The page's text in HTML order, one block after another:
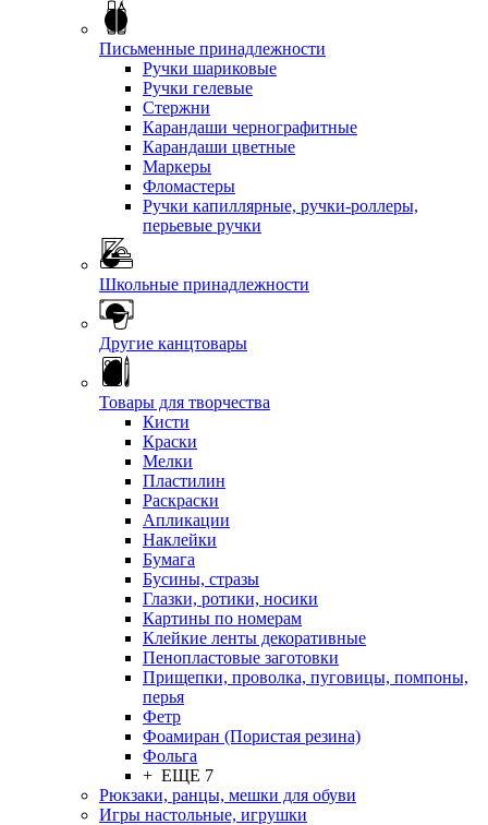
Письменные принадлежности
Ручки шариковые
Ручки гелевые
Стержни
Карандаши чернографитные
Карандаши цветные
Маркеры
Фломастеры
Ручки капиллярные, ручки-роллеры,
перьевые ручки
Школьные принадлежности
Другие канцтовары
Товары для творчества
Кисти
Краски
Мелки
Пластилин
Раскраски
Апликации
Наклейки
Бумага
Бусины, стразы
Глазки, ротики, носики
Картины по номерам
Клейкие ленты декоративные
Пенопластовые заготовки
Прищепки, проволка, пуговицы, помпоны,
перья
Фетр
Фоамиран (Пористая резина)
Фольга
+ ЕЩЕ 7
Рюкзаки, ранцы, мешки для обуви
Игры настольные, игрушки